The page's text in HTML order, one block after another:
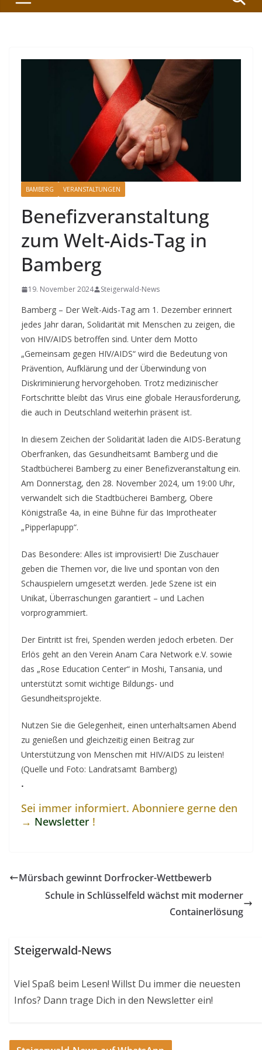
BAMBERG VERANSTALTUNGEN
Benefizveranstaltung
zum Welt-Aids-Tag in
Bamberg
19. November 2024 Steigerwald-News
Bamberg – Der Welt-Aids-Tag am 1. Dezember erinnert
jedes Jahr daran, Solidarität mit Menschen zu zeigen, die
von HIV/AIDS betroffen sind. Unter dem Motto
„Gemeinsam gegen HIV/AIDS“ wird die Bedeutung von
Prävention, Aufklärung und der Überwindung von
Diskriminierung hervorgehoben. Trotz medizinischer
Fortschritte bleibt das Virus eine globale Herausforderung,
die auch in Deutschland weiterhin präsent ist.
In diesem Zeichen der Solidarität laden die AIDS-Beratung
Oberfranken, das Gesundheitsamt Bamberg und die
Stadtbücherei Bamberg zu einer Benefizveranstaltung ein.
Am Donnerstag, den 28. November 2024, um 19:00 Uhr,
verwandelt sich die Stadtbücherei Bamberg, Obere
Königstraße 4a, in eine Bühne für das Improtheater
„Pipperlapupp“.
Das Besondere: Alles ist improvisiert! Die Zuschauer
geben die Themen vor, die live und spontan von den
Schauspielern umgesetzt werden. Jede Szene ist ein
Unikat, Überraschungen garantiert – und Lachen
vorprogrammiert.
Der Eintritt ist frei, Spenden werden jedoch erbeten. Der
Erlös geht an den Verein Anam Cara Network e.V. sowie
das „Rose Education Center“ in Moshi, Tansania, und
unterstützt somit wichtige Bildungs- und
Gesundheitsprojekte.
Nutzen Sie die Gelegenheit, einen unterhaltsamen Abend
zu genießen und gleichzeitig einen Beitrag zur
Unterstützung von Menschen mit HIV/AIDS zu leisten!
(Quelle und Foto: Landratsamt Bamberg)
.
Sei immer informiert. Abonniere gerne den
→ Newsletter !
Mürsbach gewinnt Dorfrocker-Wettbewerb
Schule in Schlüsselfeld wächst mit moderner
Containerlösung
Steigerwald-News
Viel Spaß beim Lesen! Willst Du immer die neuesten
Infos? Dann trage Dich in den Newsletter ein!